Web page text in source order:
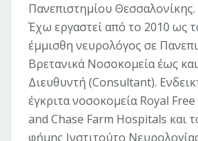
Πανεπιστημίου Θεσσαλονίκης.
Έχω εργαστεί από το 2010 ως
έμμισθη νευρολόγος σε
Βρετανικά Νοσοκομεία έως
Διευθυντή (Consultant).
έγκριτα νοσοκομεία Royal
and Chase Farm Hospitals και
φήμης Ινστιτούτο